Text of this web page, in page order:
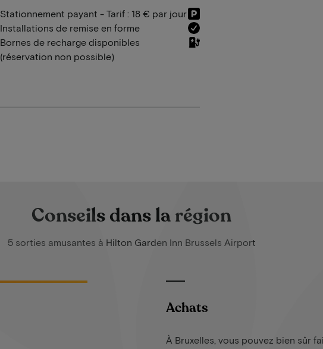
Stationnement payant - Tarif : 18 € par jour
Installations de remise en forme
Bornes de recharge disponibles
(réservation non possible)
Conseils dans la région
5 sorties amusantes à Hilton Garden Inn Brussels Airport
Achats
À Bruxelles, vous pouvez bien sûr